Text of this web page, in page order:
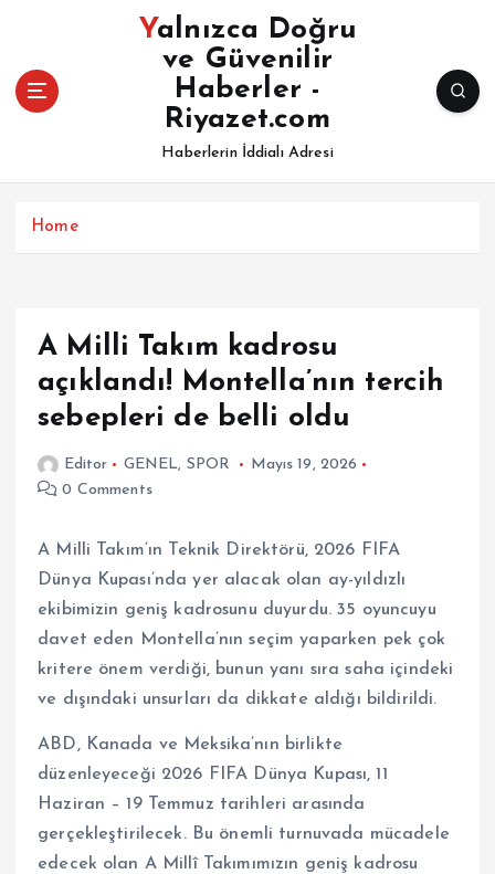
Yalnızca Doğru
ve Güvenilir
Haberler -
Riyazet.com
Haberlerin İddialı Adresi
Home
A Milli Takım kadrosu
açıklandı! Montella’nın tercih
sebepleri de belli oldu
Editor GENEL, SPOR
Mayıs 19, 2026
0 Comments
A Milli Takım’ın Teknik Direktörü, 2026 FIFA
Dünya Kupası’nda yer alacak olan ay-yıldızlı
ekibimizin geniş kadrosunu duyurdu. 35 oyuncuyu
davet eden Montella’nın seçim yaparken pek çok
kritere önem verdiği, bunun yanı sıra saha içindeki
ve dışındaki unsurları da dikkate aldığı bildirildi.
ABD, Kanada ve Meksika’nın birlikte
düzenleyeceği 2026 FIFA Dünya Kupası, 11
Haziran – 19 Temmuz tarihleri arasında
gerçekleştirilecek. Bu önemli turnuvada mücadele
edecek olan A Millî Takımımızın geniş kadrosu